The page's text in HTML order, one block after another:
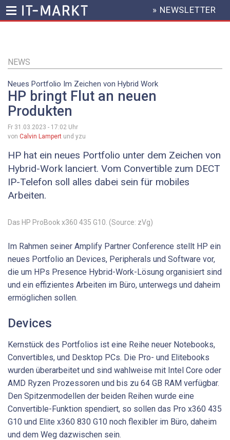
Inhalt
HEADER
MENU
» NEWSLETTER
NEWS
Neues Portfolio Im Zeichen von Hybrid Work
HP bringt Flut an neuen
Produkten
Fr 31.03.2023 - 17:02 Uhr
von Calvin Lampert und yzu
HP hat ein neues Portfolio unter dem Zeichen von
Hybrid-Work lanciert. Vom Convertible zum DECT
IP-Telefon soll alles dabei sein für mobiles
Arbeiten.
Das HP ProBook x360 435 G10. (Source: zVg)
Im Rahmen seiner Amplify Partner Conference stellt HP ein
neues Portfolio an Devices, Peripherals und Software vor,
die um HPs Presence Hybrid-Work-Lösung organisiert sind
und ein effizientes Arbeiten im Büro, unterwegs und daheim
ermöglichen sollen.
Devices
Kernstück des Portfolios ist eine Reihe neuer Notebooks,
Convertibles, und Desktop PCs. Die Pro- und Elitebooks
wurden überarbeitet und sind wahlweise mit Intel Core oder
AMD Ryzen Prozessoren und bis zu 64 GB RAM verfügbar.
Den Spitzenmodellen der beiden Reihen wurde eine
Convertible-Funktion spendiert, so sollen das Pro x360 435
G10 und Elite x360 830 G10 noch flexibler im Büro, daheim
und dem Weg dazwischen sein.